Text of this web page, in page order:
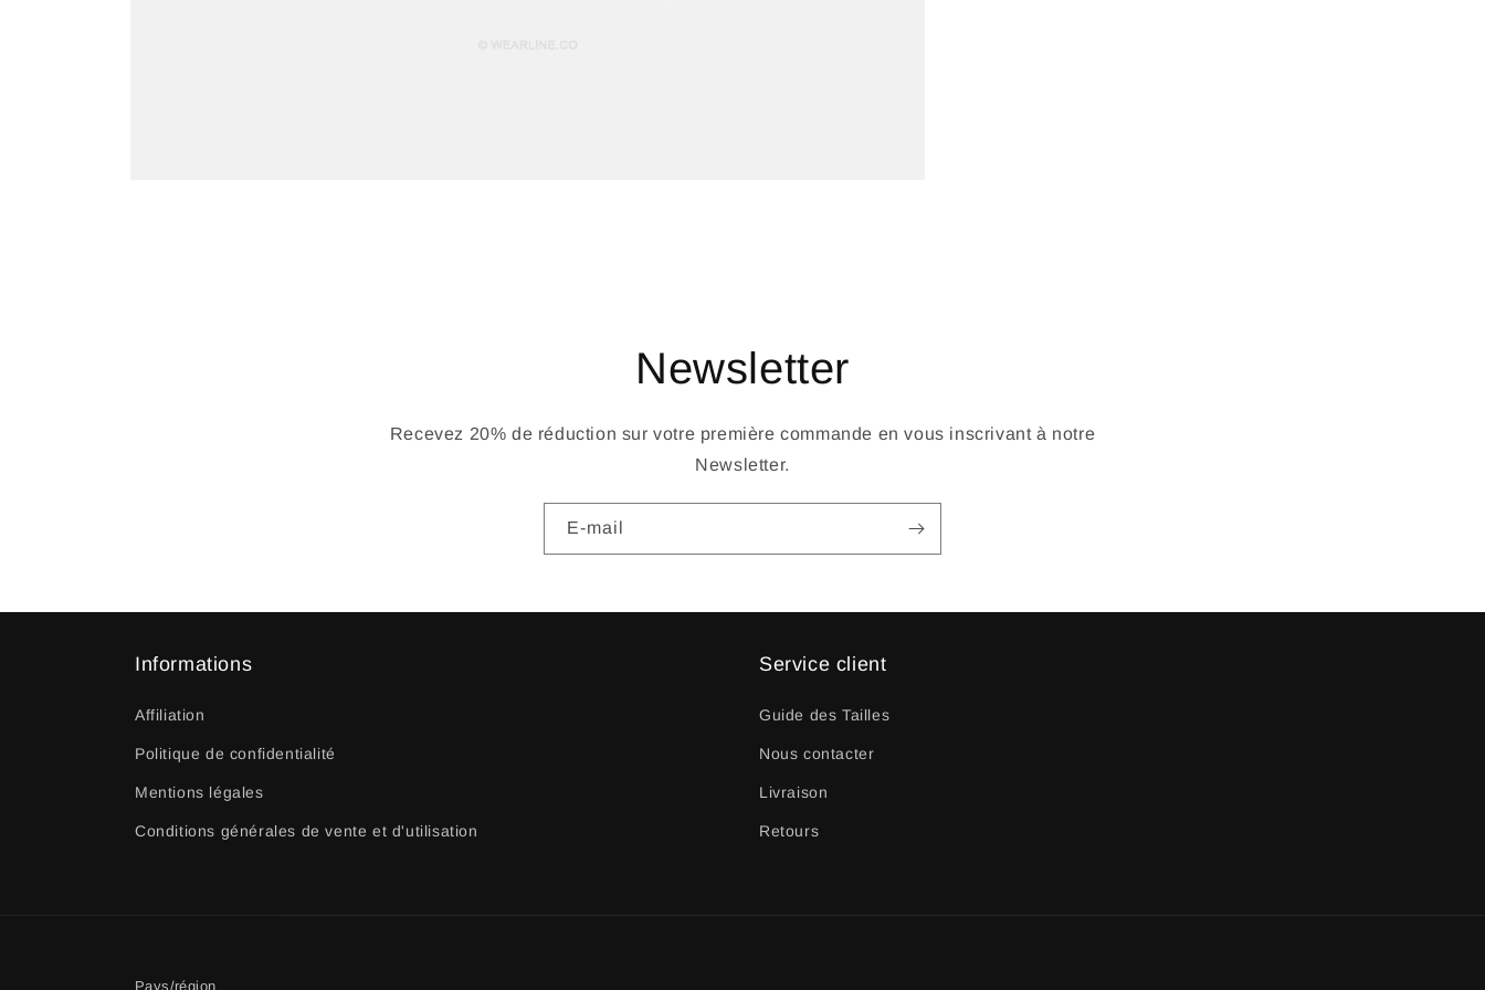
Newsletter
Recevez 20% de réduction sur votre première commande en vous inscrivant à notre
Newsletter.
E-mail
Informations
Affiliation
Politique de confidentialité
Mentions légales
Conditions générales de vente et d'utilisation
Service client
Guide des Tailles
Nous contacter
Livraison
Retours
Pays/région